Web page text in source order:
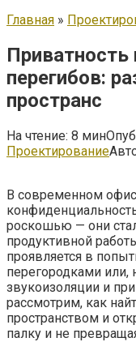
Главная »
перегибов:
пространс
На чтение: 8 мин
Проектирование
В современном
роскошью — они
продуктивной
проявляется в
перегородками или,
звукоизоляции и
рассмотрим, как
пространством и
палку и не